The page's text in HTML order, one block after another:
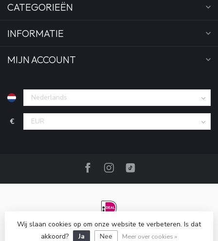
CATEGORIEËN
INFORMATIE
MIJN ACCOUNT
€
© Copyright 2026 Pien & Mats Kinderkleding- Powered by
Lightspeed
Lightspeed designbyDyvelopment
Wij slaan cookies op om onze website te verbeteren. Is dat
akkoord?
Ja Nee Meer over cookies »